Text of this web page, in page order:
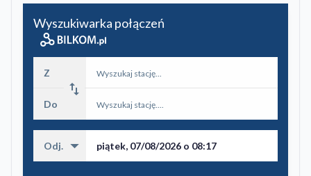
Wyszukiwarka połączeń
Z
swap_vert
Do
Odj. arrow_drop_down